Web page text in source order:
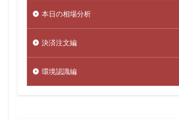
本日の相場分析
決済注文編
環境認識編